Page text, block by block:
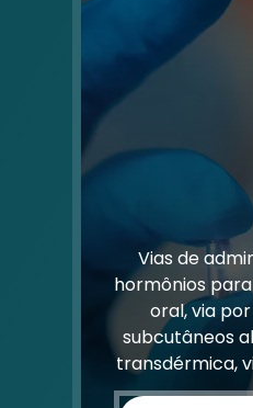
Vias de
hormônios
oral, via
subcutâneos
transdérmica,